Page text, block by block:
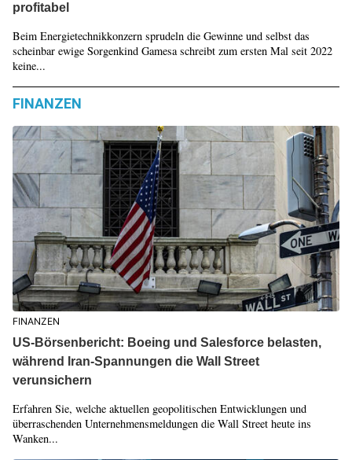
profitabel
Beim Energietechnikkonzern sprudeln die Gewinne und selbst das
scheinbar ewige Sorgenkind Gamesa schreibt zum ersten Mal seit 2022
keine...
FINANZEN
FINANZEN
US-Börsenbericht: Boeing und Salesforce belasten,
während Iran-Spannungen die Wall Street
verunsichern
Erfahren Sie, welche aktuellen geopolitischen Entwicklungen und
überraschenden Unternehmensmeldungen die Wall Street heute ins
Wanken...